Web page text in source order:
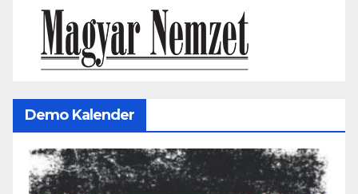
Demo Kalender